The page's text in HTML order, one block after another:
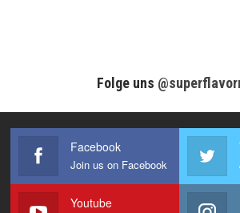
Folge uns
Facebook
Join us on Facebook
Youtube